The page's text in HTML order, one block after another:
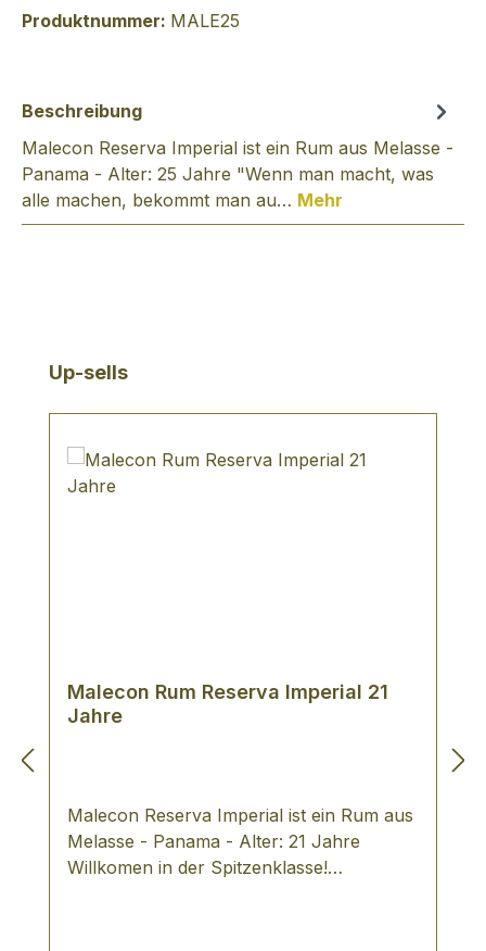
Produktnummer: MALE25
Beschreibung
Malecon Reserva Imperial ist ein Rum aus Melasse -
Panama - Alter: 25 Jahre "Wenn man macht, was
alle machen, bekommt man au… Mehr
Produktgalerie überspringen
Up-sells
Malecon Rum Reserva Imperial 21
Jahre
Malecon Reserva Imperial ist ein Rum aus
Melasse - Panama - Alter: 21 Jahre
Willkomen in der Spitzenklasse!